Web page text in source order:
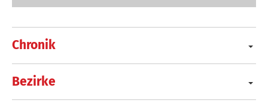
Chronik
Bezirke